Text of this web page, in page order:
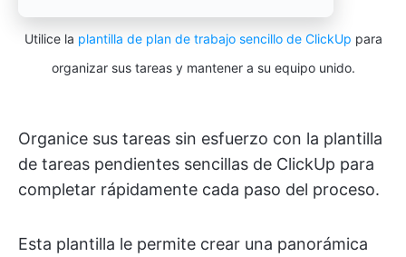
Utilice la plantilla de plan de trabajo sencillo de ClickUp para
organizar sus tareas y mantener a su equipo unido.
Organice sus tareas sin esfuerzo con la plantilla
de tareas pendientes sencillas de ClickUp para
completar rápidamente cada paso del proceso.
Esta plantilla le permite crear una panorámica